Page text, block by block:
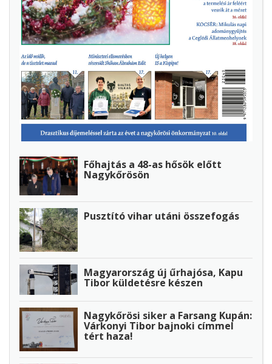
Főhajtás a 48-as hősök előtt
Nagykőrösön
Pusztító vihar utáni összefogás
Magyarország új űrhajósa, Kapu
Tibor küldetésre készen
Nagykőrösi siker a Farsang Kupán:
Várkonyi Tibor bajnoki címmel
tért haza!